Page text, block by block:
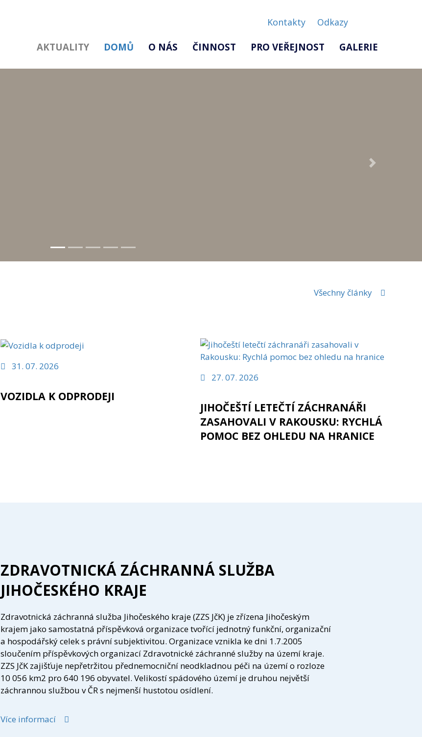
Kontakty Odkazy
AKTUALITY DOMŮ O NÁS ČINNOST PRO VEŘEJNOST GALERIE
Next
Všechny články
31. 07. 2026
VOZIDLA K ODPRODEJI
27. 07. 2026
JIHOČEŠTÍ LETEČTÍ ZÁCHRANÁŘI
ZASAHOVALI V RAKOUSKU: RYCHLÁ
POMOC BEZ OHLEDU NA HRANICE
ZDRAVOTNICKÁ ZÁCHRANNÁ SLUŽBA
JIHOČESKÉHO KRAJE
Zdravotnická záchranná služba Jihočeského kraje (ZZS JčK) je zřízena Jihočeským
krajem jako samostatná příspěvková organizace tvořící jednotný funkční, organizační
a hospodářský celek s právní subjektivitou. Organizace vznikla ke dni 1.7.2005
sloučením příspěvkových organizací Zdravotnické záchranné služby na území kraje.
ZZS JčK zajišťuje nepřetržitou přednemocniční neodkladnou péči na území o rozloze
10 056 km2 pro 640 196 obyvatel. Velikostí spádového území je druhou největší
záchrannou službou v ČR s nejmenší hustotou osídlení.
Více informací